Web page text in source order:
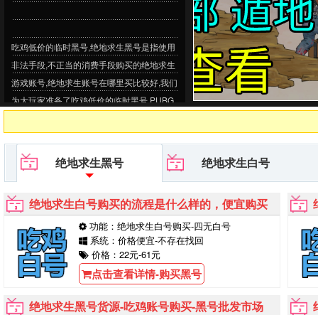
吃鸡低价的临时黑号,绝地求生黑号是指使用
非法手段,不正当的消费手段购买的绝地求生
游戏账号,绝地求生账号在哪里买比较好,我们
为大玩家准备了吃鸡低价的临时黑号,PUBG
绝地求生黑号 绝地求生白号
绝地求生白号购买的流程是什么样的，便宜购买
功能：绝地求生白号购买-四无白号
系统：价格便宜-不存在找回
价格：22元-61元
点击查看详情-购买黑号
绝地求生黑号货源-吃鸡账号购买-黑号批发市场